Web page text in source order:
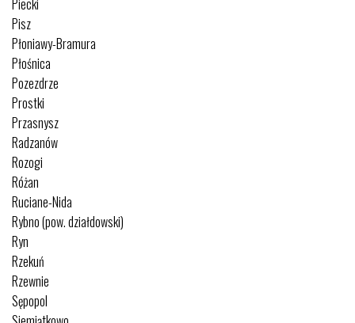
Piecki
Pisz
Płoniawy-Bramura
Płośnica
Pozezdrze
Prostki
Przasnysz
Radzanów
Rozogi
Różan
Ruciane-Nida
Rybno (pow. działdowski)
Ryn
Rzekuń
Rzewnie
Sępopol